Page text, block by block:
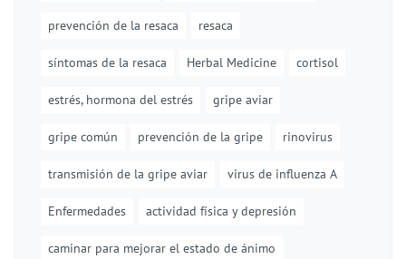
prevención de la resaca resaca
síntomas de la resaca Herbal Medicine cortisol
estrés, hormona del estrés gripe aviar
gripe común prevención de la gripe rinovirus
transmisión de la gripe aviar virus de influenza A
Enfermedades actividad física y depresión
caminar para mejorar el estado de ánimo